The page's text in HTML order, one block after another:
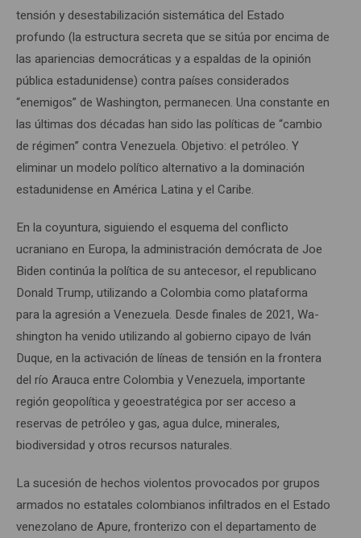
tensión y desestabilización sistemática del Estado
profundo (la estructura secreta que se sitúa por encima de
las apariencias democráticas y a espaldas de la opinión
pública estadunidense) contra países considerados
“enemigos” de Washington, permanecen. Una constante en
las últimas dos décadas han sido las políticas de “cambio
de régimen” contra Venezuela. Objetivo: el petróleo. Y
eliminar un modelo político alternativo a la dominación
estadunidense en América Latina y el Caribe.
En la coyuntura, siguiendo el esquema del conflicto
ucraniano en Europa, la administración demócrata de Joe
Biden continúa la política de su antecesor, el republicano
Donald Trump, utilizando a Colombia como plataforma
para la agresión a Venezuela. Desde finales de 2021, Wa­
shington ha venido utilizando al gobierno cipayo de Iván
Duque, en la activación de líneas de tensión en la frontera
del río Arauca entre Colombia y Venezuela, importante
región geopolítica y geoestratégica por ser acceso a
reservas de petróleo y gas, agua dulce, minerales,
biodiversidad y otros recursos naturales.
La sucesión de hechos violentos provocados por grupos
armados no estatales colombianos infiltrados en el Estado
venezolano de Apure, fronterizo con el departamento de